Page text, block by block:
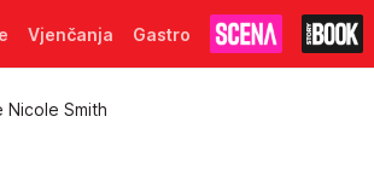
Vjenčanja Gastro
Nicole Smith